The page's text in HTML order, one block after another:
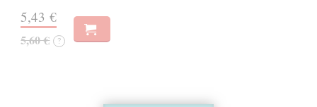
5,43 €
5,60 € ?